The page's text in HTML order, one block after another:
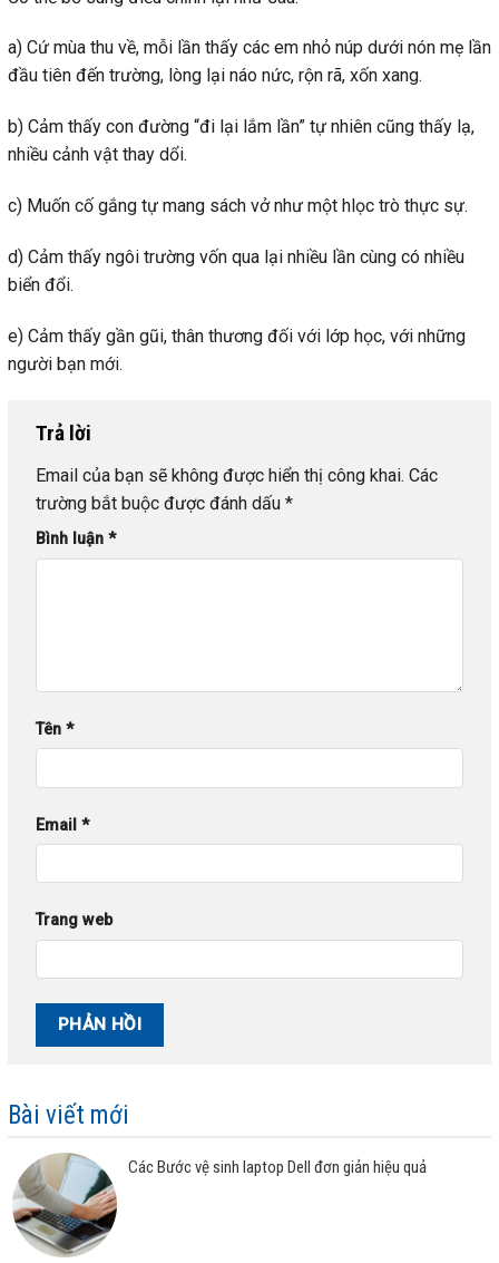
a) Cứ mùa thu về, mỗi lần thấy các em nhỏ núp dưới nón mẹ lần
đầu tiên đến trường, lòng lại náo nức, rộn rã, xốn xang.
b) Cảm thấy con đường “đi lại lắm lần” tự nhiên cũng thấy lạ,
nhiều cảnh vật thay dổi.
c) Muốn cố gắng tự mang sách vở như một hlọc trò thực sự.
d) Cảm thấy ngôi trường vốn qua lại nhiều lần cùng có nhiều
biển đổi.
e) Cảm thấy gần gũi, thân thương đối với lớp học, với những
người bạn mới.
Trả lời
Email của bạn sẽ không được hiển thị công khai. Các
trường bắt buộc được đánh dấu *
Bình luận *
Tên *
Email *
Trang web
Bài viết mới
Các Bước vệ sinh laptop Dell đơn giản hiệu quả